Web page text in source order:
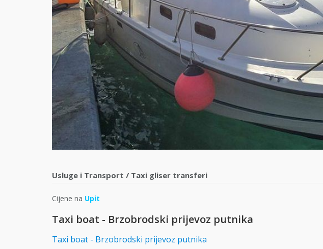
Usluge i Transport / Taxi gliser transferi
Cijene na Upit
Taxi boat - Brzobrodski prijevoz putnika
Taxi boat - Brzobrodski prijevoz putnika